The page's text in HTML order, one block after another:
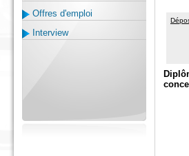
Offres d'emploi
Interview